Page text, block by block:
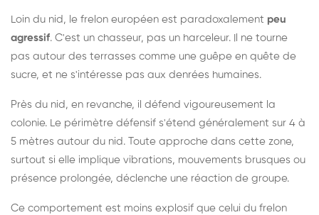
Loin du nid, le frelon européen est paradoxalement peu
agressif. C'est un chasseur, pas un harceleur. Il ne tourne
pas autour des terrasses comme une guêpe en quête de
sucre, et ne s'intéresse pas aux denrées humaines.
Près du nid, en revanche, il défend vigoureusement la
colonie. Le périmètre défensif s'étend généralement sur 4 à
5 mètres autour du nid. Toute approche dans cette zone,
surtout si elle implique vibrations, mouvements brusques ou
présence prolongée, déclenche une réaction de groupe.
Ce comportement est moins explosif que celui du frelon